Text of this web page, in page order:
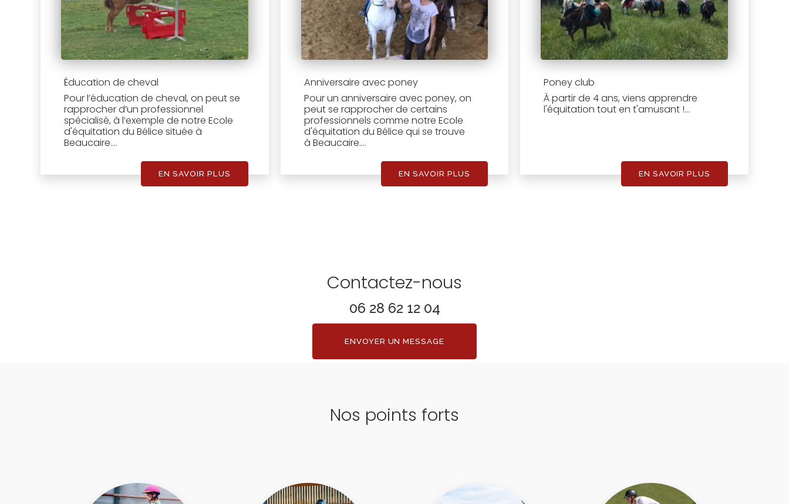
Éducation de cheval
Pour l’éducation de cheval, on peut se
rapprocher d’un professionnel
spécialisé, à l’exemple de notre Ecole
d'équitation du Bélice située à
Beaucaire....
EN SAVOIR PLUS
Anniversaire avec poney
Pour un anniversaire avec poney, on
peut se rapprocher de certains
professionnels comme notre Ecole
d'équitation du Bélice qui se trouve
à Beaucaire....
EN SAVOIR PLUS
Poney club
À partir de 4 ans, viens apprendre
l'équitation tout en t'amusant !...
EN SAVOIR PLUS
Contactez-nous
06 28 62 12 04
ENVOYER UN MESSAGE
Nos points forts